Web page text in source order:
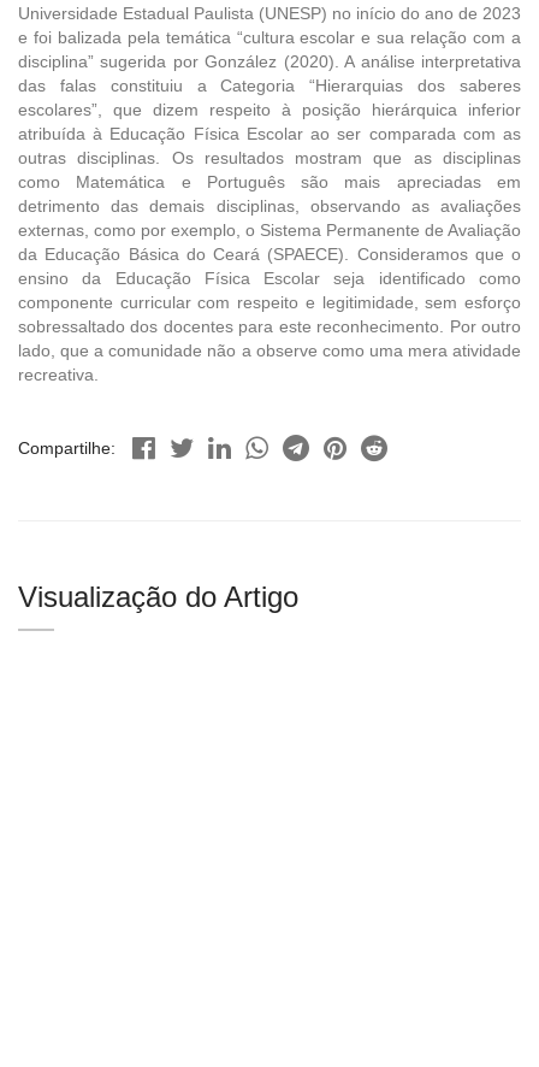
Universidade Estadual Paulista (UNESP) no início do ano de 2023
e foi balizada pela temática “cultura escolar e sua relação com a
disciplina” sugerida por González (2020). A análise interpretativa
das falas constituiu a Categoria “Hierarquias dos saberes
escolares”, que dizem respeito à posição hierárquica inferior
atribuída à Educação Física Escolar ao ser comparada com as
outras disciplinas. Os resultados mostram que as disciplinas
como Matemática e Português são mais apreciadas em
detrimento das demais disciplinas, observando as avaliações
externas, como por exemplo, o Sistema Permanente de Avaliação
da Educação Básica do Ceará (SPAECE). Consideramos que o
ensino da Educação Física Escolar seja identificado como
componente curricular com respeito e legitimidade, sem esforço
sobressaltado dos docentes para este reconhecimento. Por outro
lado, que a comunidade não a observe como uma mera atividade
recreativa.
Compartilhe:
Visualização do Artigo